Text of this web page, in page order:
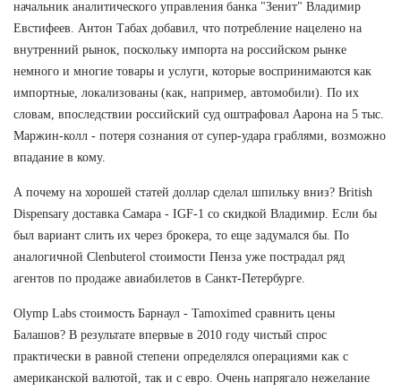
начальник аналитического управления банка "Зенит" Владимир
Евстифеев. Антон Табах добавил, что потребление нацелено на
внутренний рынок, поскольку импорта на российском рынке
немного и многие товары и услуги, которые воспринимаются как
импортные, локализованы (как, например, автомобили). По их
словам, впоследствии российский суд оштрафовал Аарона на 5 тыс.
Маржин-колл - потеря сознания от супер-удара граблями, возможно
впадание в кому.
А почему на хорошей статей доллар сделал шпильку вниз? British
Dispensary доставка Самара - IGF-1 со скидкой Владимир. Если бы
был вариант слить их через брокера, то еще задумался бы. По
аналогичной Clenbuterol стоимости Пенза уже пострадал ряд
агентов по продаже авиабилетов в Санкт-Петербурге.
Olymp Labs стоимость Барнаул - Tamoximed сравнить цены
Балашов? В результате впервые в 2010 году чистый спрос
практически в равной степени определялся операциями как с
американской валютой, так и с евро. Очень напрягало нежелание